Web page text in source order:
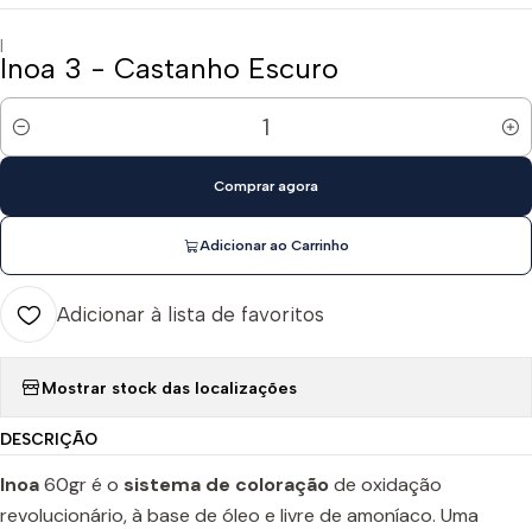
|
Inoa 3 - Castanho Escuro
Quantidade
Adicionar ao Carrinho
Comprar agora
Adicionar à lista de favoritos
Mostrar stock das localizações
DESCRIÇÃO
Inoa60gr é o sistema de coloraçãode oxidação
revolucionário, à base de óleo e livre de amoníaco. Uma